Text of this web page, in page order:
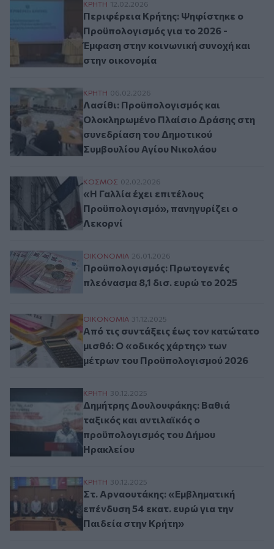
Περιφέρεια Κρήτης: Ψηφίστηκε ο
ΚΡΗΤΗ 12.02.2026
Περιφέρεια Κρήτης: Ψηφίστηκε ο
Προϋπολογισμός για το 2026 -
Έμφαση στην κοινωνική συνοχή και
στην οικονομία
Λασίθι: Προϋπολογισμός και
ΚΡΗΤΗ 06.02.2026
Λασίθι: Προϋπολογισμός και
Ολοκληρωμένο Πλαίσιο Δράσης στη
συνεδρίαση του Δημοτικού
Συμβουλίου Αγίου Νικολάου
«Η Γαλλία έχει επιτέλους
ΚΟΣΜΟΣ 02.02.2026
«Η Γαλλία έχει επιτέλους
Προϋπολογισμό», πανηγυρίζει ο
Λεκορνί
Προϋπολογισμός: Πρωτογενές
ΟΙΚΟΝΟΜΙΑ 26.01.2026
Προϋπολογισμός: Πρωτογενές
πλεόνασμα 8,1 δισ. ευρώ το 2025
Από τις συντάξεις έως τον κατώτατο
ΟΙΚΟΝΟΜΙΑ 31.12.2025
Από τις συντάξεις έως τον κατώτατο
μισθό: Ο «οδικός χάρτης» των
μέτρων του Προϋπολογισμού 2026
Δημήτρης Δουλουφάκης: Βαθιά ταξικός
ΚΡΗΤΗ 30.12.2025
Δημήτρης Δουλουφάκης: Βαθιά
ταξικός και αντιλαϊκός ο
προϋπολογισμός του Δήμου
Ηρακλείου
Στ. Αρναουτάκης: «Εμβληματική
ΚΡΗΤΗ 30.12.2025
Στ. Αρναουτάκης: «Εμβληματική
επένδυση 54 εκατ. ευρώ για την
Παιδεία στην Κρήτη»